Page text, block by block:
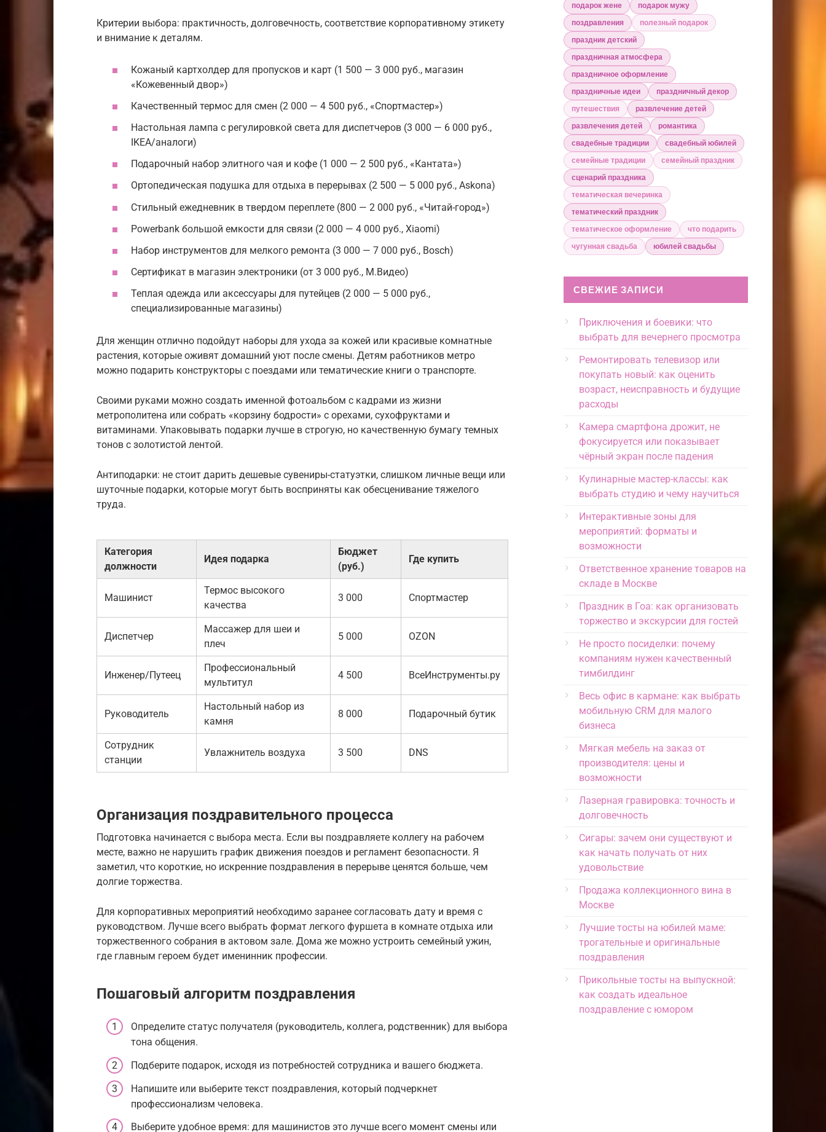
Критерии выбора: практичность, долговечность, соответствие корпоративному этикету
и внимание к деталям.
Кожаный картхолдер для пропусков и карт (1 500 — 3 000 руб., магазин
«Кожевенный двор»)
Качественный термос для смен (2 000 — 4 500 руб., «Спортмастер»)
Настольная лампа с регулировкой света для диспетчеров (3 000 — 6 000 руб.,
IKEA/аналоги)
Подарочный набор элитного чая и кофе (1 000 — 2 500 руб., «Кантата»)
Ортопедическая подушка для отдыха в перерывах (2 500 — 5 000 руб., Askona)
Стильный ежедневник в твердом переплете (800 — 2 000 руб., «Читай-город»)
Powerbank большой емкости для связи (2 000 — 4 000 руб., Xiaomi)
Набор инструментов для мелкого ремонта (3 000 — 7 000 руб., Bosch)
Сертификат в магазин электроники (от 3 000 руб., М.Видео)
Теплая одежда или аксессуары для путейцев (2 000 — 5 000 руб.,
специализированные магазины)
Для женщин отлично подойдут наборы для ухода за кожей или красивые комнатные
растения, которые оживят домашний уют после смены. Детям работников метро
можно подарить конструкторы с поездами или тематические книги о транспорте.
Своими руками можно создать именной фотоальбом с кадрами из жизни
метрополитена или собрать «корзину бодрости» с орехами, сухофруктами и
витаминами. Упаковывать подарки лучше в строгую, но качественную бумагу темных
тонов с золотистой лентой.
Антиподарки: не стоит дарить дешевые сувениры-статуэтки, слишком личные вещи или
шуточные подарки, которые могут быть восприняты как обесценивание тяжелого
труда.
Категория
должности
Идея подарка
Бюджет
(руб.)
Где купить
Машинист
Термос высокого
качества
3 000 Спортмастер
Диспетчер
Массажер для шеи и
плеч
5 000 OZON
Инженер/Путеец
Профессиональный
мультитул
4 500 ВсеИнструменты.ру
Руководитель
Настольный набор из
камня
8 000 Подарочный бутик
Сотрудник
станции
Увлажнитель воздуха 3 500 DNS
Организация поздравительного процесса
Подготовка начинается с выбора места. Если вы поздравляете коллегу на рабочем
месте, важно не нарушить график движения поездов и регламент безопасности. Я
заметил, что короткие, но искренние поздравления в перерыве ценятся больше, чем
долгие торжества.
Для корпоративных мероприятий необходимо заранее согласовать дату и время с
руководством. Лучше всего выбрать формат легкого фуршета в комнате отдыха или
торжественного собрания в актовом зале. Дома же можно устроить семейный ужин,
где главным героем будет именинник профессии.
Пошаговый алгоритм поздравления
Определите статус получателя (руководитель, коллега, родственник) для выбора
тона общения.
Подберите подарок, исходя из потребностей сотрудника и вашего бюджета.
Напишите или выберите текст поздравления, который подчеркнет
профессионализм человека.
Выберите удобное время: для машинистов это лучше всего момент смены или
подарок жене
подарок мужу
поздравления
полезный подарок
праздник детский
праздничная атмосфера
праздничное оформление
праздничные идеи
праздничный декор
путешествия
развлечение детей
развлечения детей
романтика
свадебные традиции
свадебный юбилей
семейные традиции
семейный праздник
сценарий праздника
тематическая вечеринка
тематический праздник
тематическое оформление
что подарить
чугунная свадьба
юбилей свадьбы
СВЕЖИЕ ЗАПИСИ
Приключения и боевики: что
выбрать для вечернего просмотра
Ремонтировать телевизор или
покупать новый: как оценить
возраст, неисправность и будущие
расходы
Камера смартфона дрожит, не
фокусируется или показывает
чёрный экран после падения
Кулинарные мастер-классы: как
выбрать студию и чему научиться
Интерактивные зоны для
мероприятий: форматы и
возможности
Ответственное хранение товаров на
складе в Москве
Праздник в Гоа: как организовать
торжество и экскурсии для гостей
Не просто посиделки: почему
компаниям нужен качественный
тимбилдинг
Весь офис в кармане: как выбрать
мобильную CRM для малого
бизнеса
Мягкая мебель на заказ от
производителя: цены и
возможности
Лазерная гравировка: точность и
долговечность
Сигары: зачем они существуют и
как начать получать от них
удовольствие
Продажа коллекционного вина в
Москве
Лучшие тосты на юбилей маме:
трогательные и оригинальные
поздравления
Прикольные тосты на выпускной:
как создать идеальное
поздравление с юмором